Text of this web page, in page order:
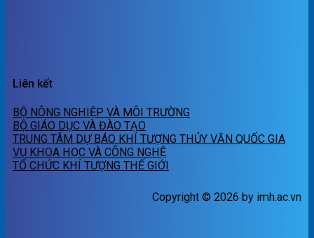
Liên kết
BỘ NÔNG NGHIỆP VÀ MÔI TRƯỜNG
BỘ GIÁO DỤC VÀ ĐÀO TẠO
TRUNG TÂM DỰ BÁO KHÍ TƯỢNG THỦY VĂN QUỐC GIA
VỤ KHOA HỌC VÀ CÔNG NGHỆ
TỔ CHỨC KHÍ TƯỢNG THẾ GIỚI
Copyright © 2026 by imh.ac.vn